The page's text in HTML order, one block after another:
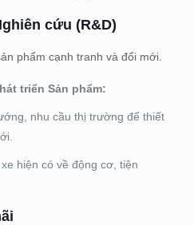
cứu (R&D)
phẩm cạnh tranh và đổi mới.
triển Sản phẩm:
nhu cầu thị trường để thiết
hiện có về động cơ, tiện